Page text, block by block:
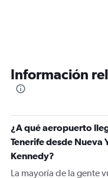
Información
¿A qué aeropuerto
Tenerife desde Nueva
Kennedy?
La mayoría de la gente